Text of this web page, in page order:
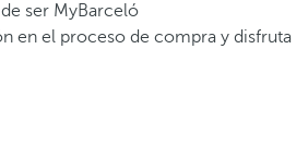
ser MyBarceló
en el proceso de compra y disfruta